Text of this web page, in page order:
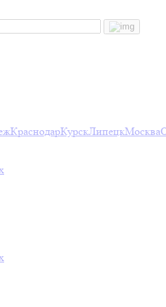
КраснодарКурскЛипецкМосква